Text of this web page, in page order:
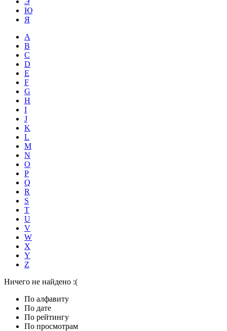
Ю
Я
A
B
C
D
E
F
G
H
I
J
K
L
M
N
O
P
Q
R
S
T
U
V
W
X
Y
Z
Ничего не найдено :(
По алфавиту
По дате
По рейтингу
По просмотрам